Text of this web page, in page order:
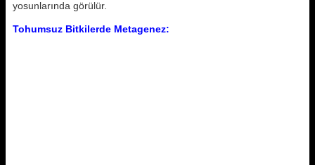
yosunlarında görülür.
Tohumsuz Bitkilerde Metagenez: